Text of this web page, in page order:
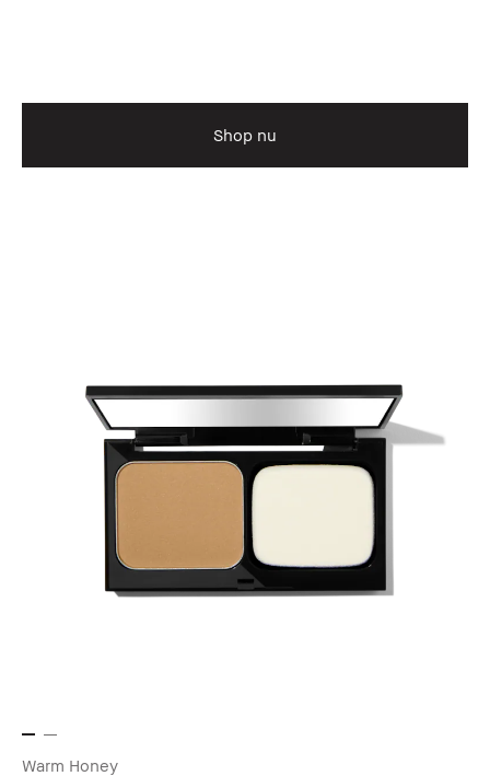
Shop nu
Warm Honey